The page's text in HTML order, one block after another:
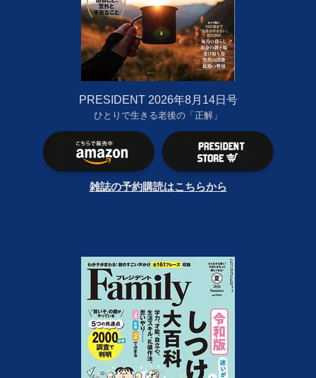
PRESIDENT 2026年8月14日号
ひとりで生きる老後の「正解」
雑誌の予約購読はこちらから